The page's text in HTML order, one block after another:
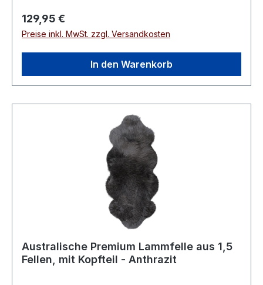
Regulärer Preis:
129,95 €
Preise inkl. MwSt. zzgl. Versandkosten
In den Warenkorb
Australische Premium Lammfelle aus 1,5
Fellen, mit Kopfteil - Anthrazit